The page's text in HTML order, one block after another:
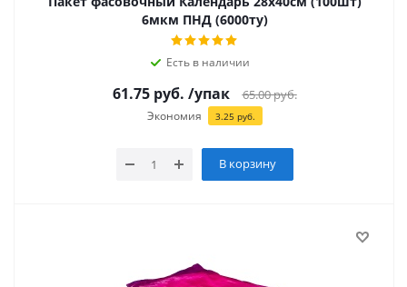
6мкм ПНД (6000ту)
Есть в наличии
61.75руб. /упак 65.00руб.
Экономия 3.25 руб.
В корзину